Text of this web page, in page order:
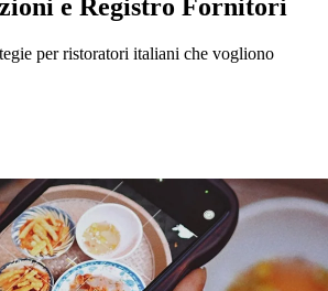
e Registro Fornitori
per ristoratori italiani che vogliono